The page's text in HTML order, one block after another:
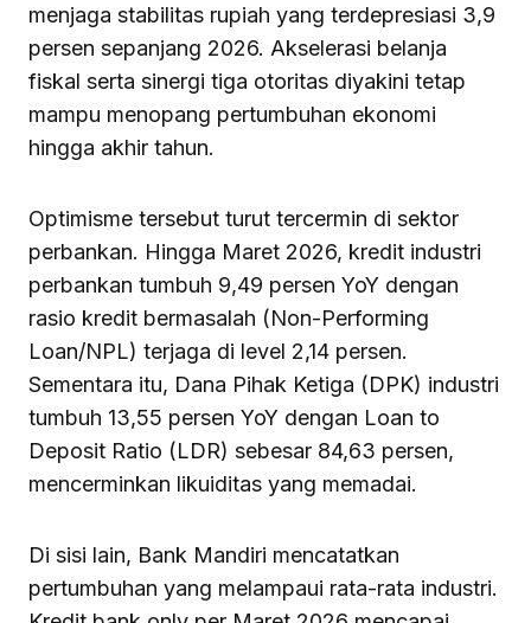
menjaga stabilitas rupiah yang terdepresiasi 3,9
persen sepanjang 2026. Akselerasi belanja
fiskal serta sinergi tiga otoritas diyakini tetap
mampu menopang pertumbuhan ekonomi
hingga akhir tahun.
Optimisme tersebut turut tercermin di sektor
perbankan. Hingga Maret 2026, kredit industri
perbankan tumbuh 9,49 persen YoY dengan
rasio kredit bermasalah (Non-Performing
Loan/NPL) terjaga di level 2,14 persen.
Sementara itu, Dana Pihak Ketiga (DPK) industri
tumbuh 13,55 persen YoY dengan Loan to
Deposit Ratio (LDR) sebesar 84,63 persen,
mencerminkan likuiditas yang memadai.
Di sisi lain, Bank Mandiri mencatatkan
pertumbuhan yang melampaui rata-rata industri.